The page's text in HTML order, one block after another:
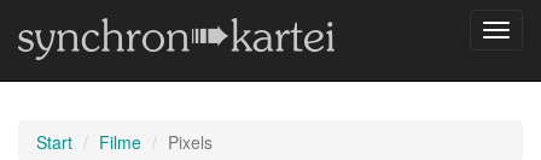
Start Filme Pixels